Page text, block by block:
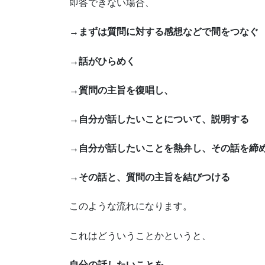
即答できない場合、
→まずは質問に対する感想などで間をつなぐ
→話がひらめく
→質問の主旨を復唱し、
→自分が話したいことについて、説明する
→自分が話したいことを熱弁し、その話を締
→その話と、質問の主旨を結びつける
このような流れになります。
これはどういうことかというと、